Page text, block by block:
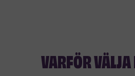
VARFÖR